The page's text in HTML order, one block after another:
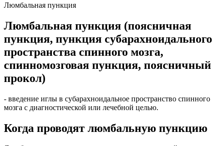
Люмбальная пункция
Люмбальная пункция (поясничная
пункция, пункция субарахноидального
пространства спинного мозга,
спинномозговая пункция, поясничный
прокол)
- введение иглы в субарахноидальное пространство спинного
мозга с диагностической или лечебной целью.
Когда проводят люмбальную пункцию